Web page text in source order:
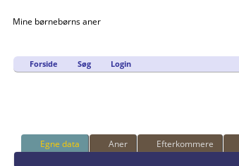
Mine børnebørns aner
Forside Søg Login
Egne data Aner Efterkommere